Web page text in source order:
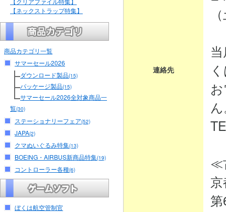
【ネックストラップ特集】
商品カテゴリ一覧
サマーセール2026
ダウンロード製品(15)
パッケージ製品(15)
サマーセール2026全対象商品一
覧(30)
ステーショナリーフェア(52)
JAPA(2)
クマぬいぐるみ特集(13)
BOEING・AIRBUS新商品特集(19)
コントローラー各種(6)
ぼくは航空管制官
連絡先
≪